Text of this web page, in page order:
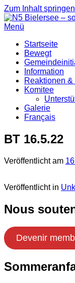
Zum Inhalt springen
Menü
Startseite
Bewegt
Information
Reaktionen
Komitee
Galerie
Français
BT 16.5.22
Veröffentlicht am
Veröffentlicht in
Nous
Devenir